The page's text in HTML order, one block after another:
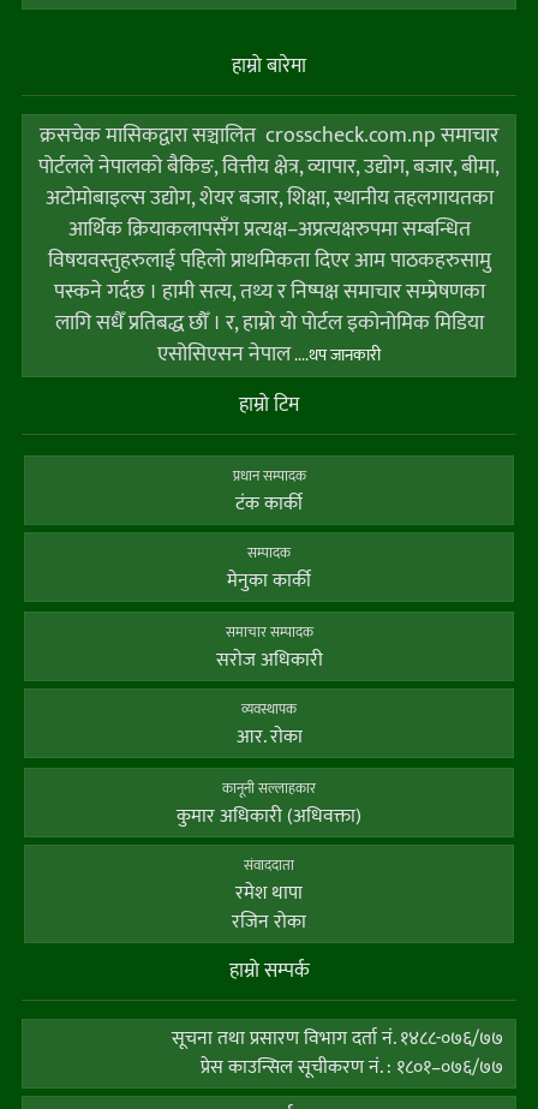
हाम्राे बारेमा
क्रसचेक मासिकद्वारा सञ्चालित crosscheck.com.np समाचार
पोर्टलले नेपालको बैकिङ, वित्तीय क्षेत्र, व्यापार, उद्योग, बजार, बीमा,
अटोमोबाइल्स उद्योग, शेयर बजार, शिक्षा, स्थानीय तहलगायतका
आर्थिक क्रियाकलापसँग प्रत्यक्ष–अप्रत्यक्षरुपमा सम्बन्धित
विषयवस्तुहरुलाई पहिलो प्राथमिकता दिएर आम पाठकहरुसामु
पस्कने गर्दछ । हामी सत्य, तथ्य र निष्पक्ष समाचार सम्प्रेषणका
लागि सधैँ प्रतिबद्ध छौँ । र, हाम्राे याे पाेर्टल इकोनोमिक मिडिया
एसोसिएसन नेपाल....थप जानकारी
हाम्राे टिम
प्रधान सम्पादक
टंक कार्की
सम्पादक
मेनुका कार्की
समाचार सम्पादक
सराेज अधिकारी
व्यवस्थापक
आर. राेका
कानूनी सल्लाहकार
कुमार अधिकारी (अधिवक्ता)
संवाददाता
रमेश थापा
रजिन रोका
हाम्राे सम्पर्क
सूचना तथा प्रसारण विभाग दर्ता नं. १४८८-०७६/७७
प्रेस काउन्सिल सूचीकरण नं. : १८०१–०७६/७७